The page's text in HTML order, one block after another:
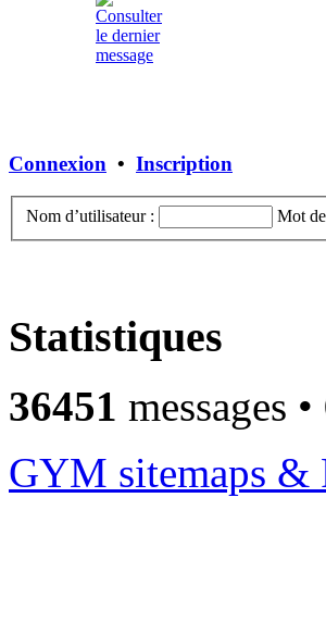
Connexion • Inscription
Nom d’utilisateur : Mot
Statistiques
36451 messages •
GYM sitemaps &